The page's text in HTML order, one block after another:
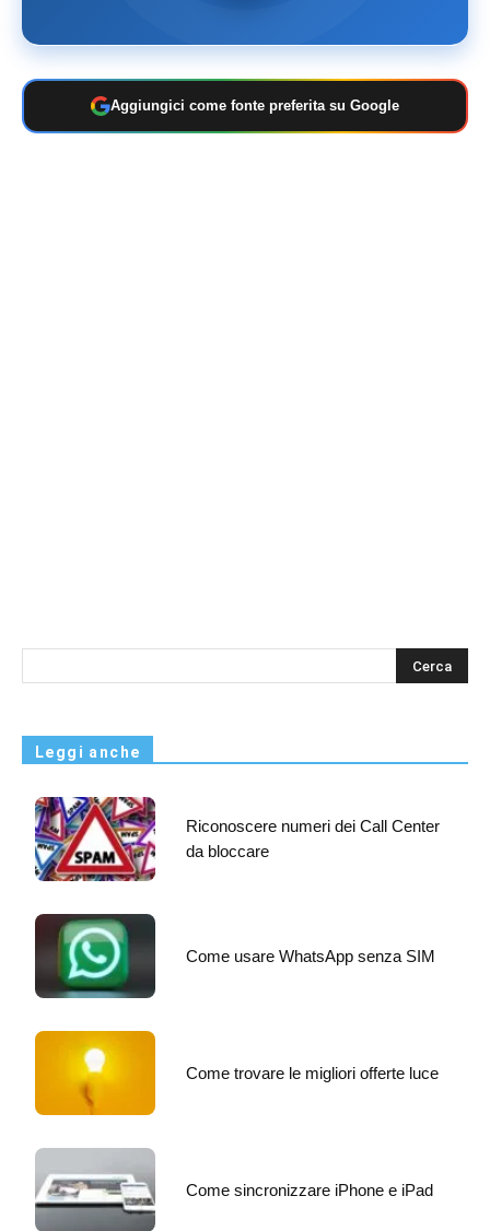
Aggiungici come fonte preferita su Google
s
Leggi anche
Riconoscere numeri dei Call Center
da bloccare
Come usare WhatsApp senza SIM
Come trovare le migliori offerte luce
Come sincronizzare iPhone e iPad